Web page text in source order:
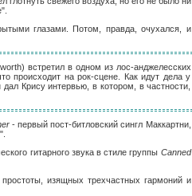
глазами. Потом, правда, очухался, и
встретил в одном из лос-анджелесских
происходит на рок-сцене. Как идут дела у
Крису интервью, в котором, в частности,
- первый пост-битловский сингл Маккартни,
гитарного звука в стиле группы Canned
изящных трехчастных гармоний и